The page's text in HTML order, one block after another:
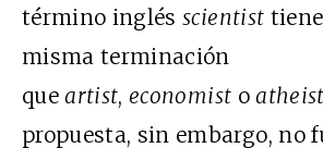
término inglésscientist
misma terminación
queartist,economist oatheist
propuesta, sin embargo, no